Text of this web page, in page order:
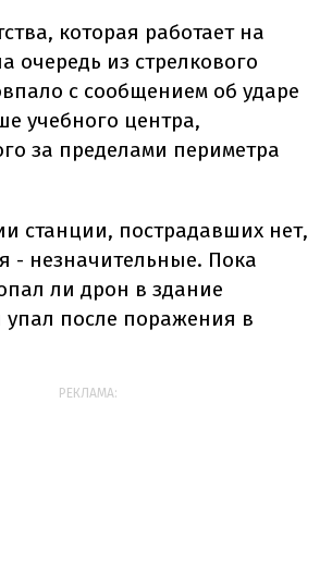
которая работает на
очередь из стрелкового
с сообщением об ударе
учебного центра,
за пределами периметра
станции, пострадавших нет,
- незначительные. Пока
ли дрон в здание
после поражения в
РЕКЛАМА: